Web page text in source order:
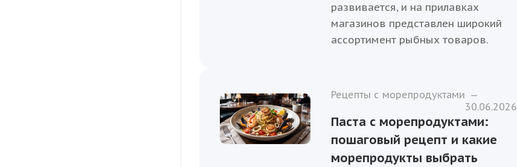
развивается, и на прилавках
магазинов представлен широкий
ассортимент рыбных товаров.
Рецепты с морепродуктами —
30.06.2026
Паста с морепродуктами:
пошаговый рецепт и какие
морепродукты выбрать